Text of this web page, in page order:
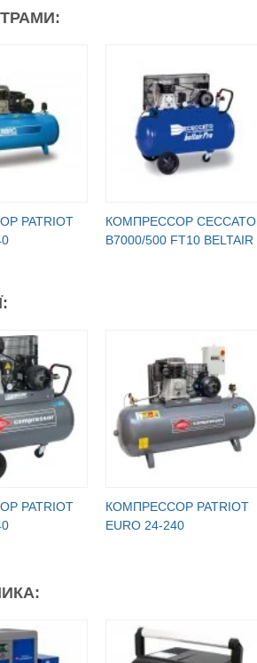
PATRIOT
КОМПРЕССОР CECCATO
B7000/500 FT10 BELTAIR
PATRIOT
КОМПРЕССОР PATRIOT
EURO 24-240